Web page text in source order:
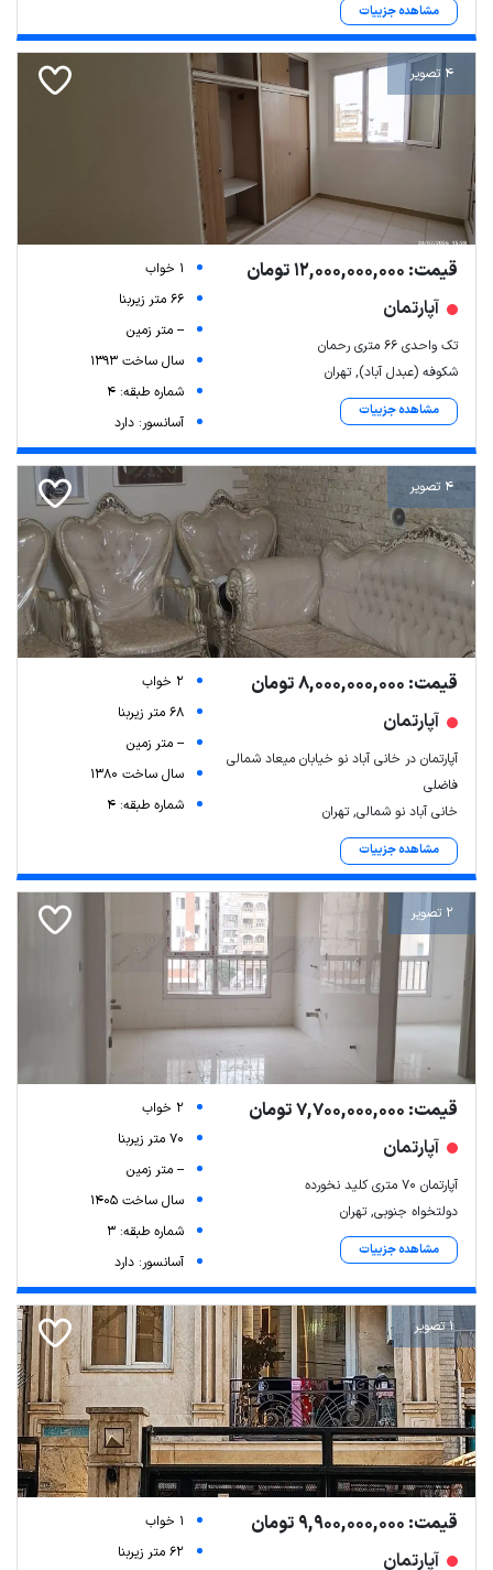
مشاهده جزییات
4 تصویر
قیمت: 12,000,000,000 تومان
آپارتمان
تک واحدی 66 متری رحمان
شکوفه (عبدل آباد), تهران
مشاهده جزییات
1 خواب
66 متر زیربنا
-- متر زمین
سال ساخت 1393
شماره طبقه: 4
آسانسور: دارد
4 تصویر
قیمت: 8,000,000,000 تومان
آپارتمان
آپارتمان در خانی آباد نو خیابان میعاد شمالی
فاضلی
خانی آباد نو شمالی, تهران
مشاهده جزییات
2 خواب
68 متر زیربنا
-- متر زمین
سال ساخت 1380
شماره طبقه: 4
2 تصویر
قیمت: 7,700,000,000 تومان
آپارتمان
آپارتمان ۷۰ متری کلید نخورده
دولتخواه جنوبی, تهران
مشاهده جزییات
2 خواب
70 متر زیربنا
-- متر زمین
سال ساخت 1405
شماره طبقه: 3
آسانسور: دارد
1 تصویر
قیمت: 9,900,000,000 تومان
آپارتمان
1 خواب
62 متر زیربنا